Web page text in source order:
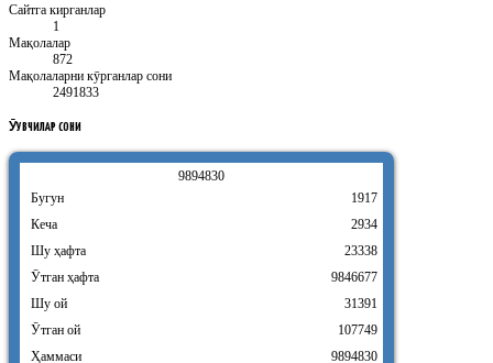
Сайтга кирганлар
1
Мақолалар
872
Мақолаларни кӯрганлар сони
2491833
ӮҚУВЧИЛАРСОНИ
9894830
Бугун
Кеча
Шу ҳафта
Ӯтган ҳафта
Шу ой
Ӯтган ой
Ҳаммаси
1917
2934
23338
9846677
31391
107749
9894830